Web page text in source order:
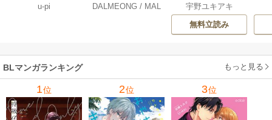
ルドパレス【タテ
u-pi
ミ【タテヨミ】 34
DALMEONG / MAL
行本版】 5巻
宇野ユキアキ
無料立読み
BLマンガランキング もっと見る
1位 2位 3位